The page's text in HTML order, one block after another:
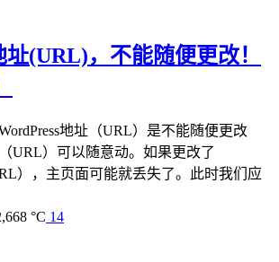
(URL)，不能随便更改！
地址（URL）是不能随便更改
URL）可以随意动。如果更改了
），主页面可能就丢失了。此时我们应
°C 14